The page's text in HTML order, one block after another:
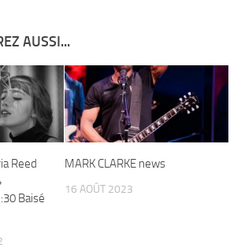
AUSSI...
Reed
Baisé
MARK CLARKE news
16 AOÛT 2023